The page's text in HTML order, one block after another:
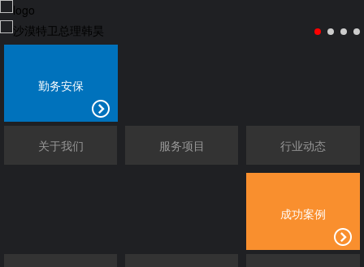
勤务安保
关于我们 服务项目 行业动态
成功案例